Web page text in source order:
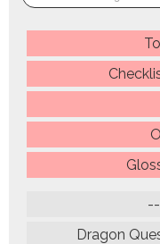
Dragon